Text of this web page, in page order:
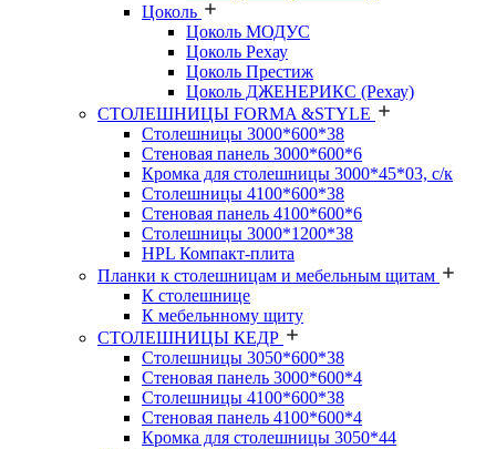
Цоколь
Цоколь МОДУС
Цоколь Рехау
Цоколь Престиж
Цоколь ДЖЕНЕРИКС (Рехау)
СТОЛЕШНИЦЫ FORMA &STYLE
Столешницы 3000*600*38
Стеновая панель 3000*600*6
Кромка для столешницы 3000*45*03, с/к
Столешницы 4100*600*38
Стеновая панель 4100*600*6
Столешницы 3000*1200*38
HPL Компакт-плита
Планки к столешницам и мебельным щитам
К столешнице
К мебельнному щиту
СТОЛЕШНИЦЫ КЕДР
Столешницы 3050*600*38
Стеновая панель 3000*600*4
Столешницы 4100*600*38
Стеновая панель 4100*600*4
Кромка для столешницы 3050*44